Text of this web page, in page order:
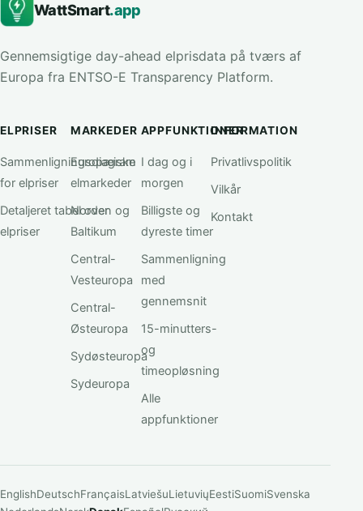
WattSmart.app
Gennemsigtige day-ahead elprisdata på tværs af
Europa fra ENTSO-E Transparency Platform.
ELPRISER
Sammenligningsdiagram
for elpriser
Detaljeret tabel over
elpriser
MARKEDER
Europæiske
elmarkeder
Norden og
Baltikum
Central-
Vesteuropa
Central-
Østeuropa
Sydøsteuropa
Sydeuropa
APPFUNKTIONER
I dag og i
morgen
Billigste og
dyreste timer
Sammenligning
med
gennemsnit
15-minutters-
og
timeopløsning
Alle
appfunktioner
INFORMATION
Privatlivspolitik
Vilkår
Kontakt
EnglishDeutschFrançaisLatviešuLietuviųEestiSuomiSvenska